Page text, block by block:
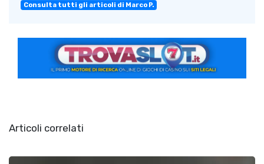
Consulta tutti gli articoli di Marco P.
Articoli correlati